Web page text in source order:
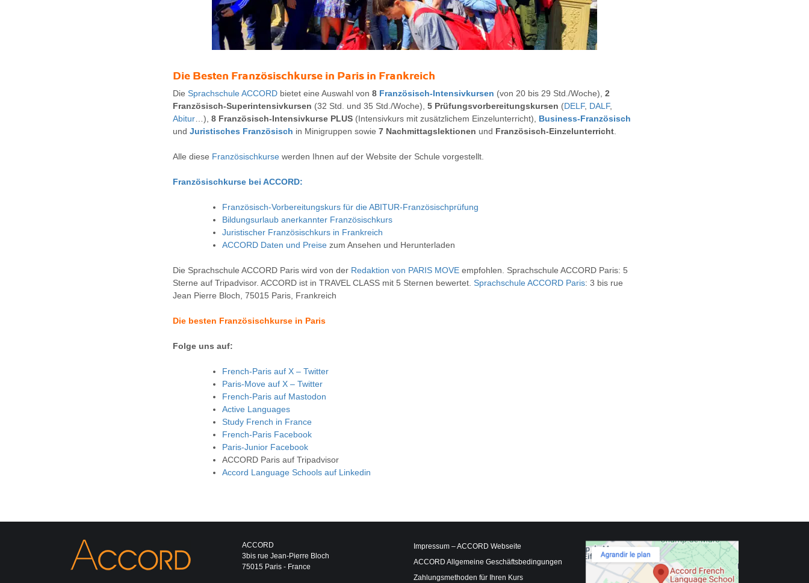
Die Besten Französischkurse in Paris in Frankreich
Die Sprachschule ACCORD bietet eine Auswahl von 8 Französisch-Intensivkursen (von 20 bis 29 Std./Woche), 2
Französisch-Superintensivkursen (32 Std. und 35 Std./Woche), 5 Prüfungsvorbereitungskursen (DELF, DALF,
Abitur …), 8 Französisch-Intensivkurse PLUS (Intensivkurs mit zusätzlichem Einzelunterricht), Business-Französisch
und Juristisches Französisch in Minigruppen sowie 7 Nachmittagslektionen und Französisch-Einzelunterricht
Alle diese Französischkurse werden Ihnen auf der Website der Schule vorgestellt.
Französischkurse bei ACCORD:
Französisch-Vorbereitungskurs für die ABITUR-Französischprüfung
Bildungsurlaub anerkannter Französischkurs
Juristischer Französischkurs in Frankreich
ACCORD Daten und Preise zum Ansehen und Herunterladen
Die Sprachschule ACCORD Paris wird von der Redaktion von PARIS MOVE empfohlen. Sprachschule ACCORD Paris: 5
Sterne auf Tripadvisor. ACCORD ist in TRAVEL CLASS mit 5 Sternen bewertet. Sprachschule ACCORD Paris: 3 bis rue
Jean Pierre Bloch, 75015 Paris, Frankreich
Die besten Französischkurse in Paris
Folge uns auf:
French-Paris auf X – Twitter
Paris-Move auf X – Twitter
French-Paris auf Mastodon
Active Languages
Study French in France
French-Paris Facebook
Paris-Junior Facebook
ACCORD Paris auf Tripadvisor
Accord Language Schools auf Linkedin
ACCORD
3bis rue Jean-Pierre Bloch
75015 Paris - France
Impressum – ACCORD Webseite
ACCORD Allgemeine Geschäftsbedingungen
Zahlungsmethoden für Ihren Kurs